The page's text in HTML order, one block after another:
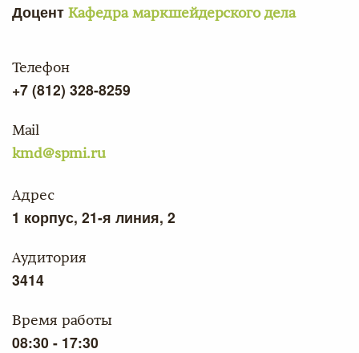
Доцент Кафедра маркшейдерского дела
Телефон
+7 (812) 328-8259
Mail
kmd@spmi.ru
Адрес
1 корпус, 21-я линия, 2
Аудитория
3414
Время работы
08:30 - 17:30